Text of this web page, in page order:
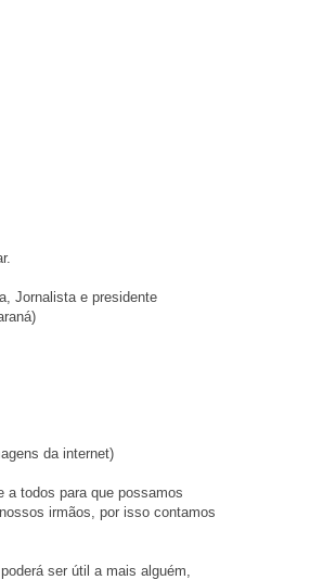
Jornalista e presidente
da internet)
a todos para que possamos
irmãos, por isso contamos
ser útil a mais alguém,